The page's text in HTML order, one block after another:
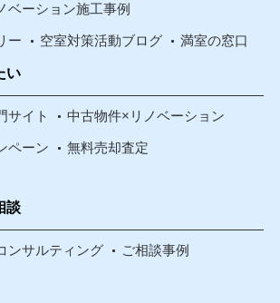
ベーション施工事例
ー 空室対策活動ブログ 満室の窓口
い
サイト 中古物件×リノベーション
ペーン 無料売却査定
談
ンサルティング ご相談事例